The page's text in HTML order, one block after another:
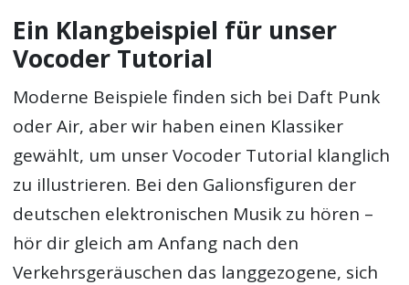
Ein Klangbeispiel für unser
Vocoder Tutorial
Moderne Beispiele finden sich bei Daft Punk
oder Air, aber wir haben einen Klassiker
gewählt, um unser Vocoder Tutorial klanglich
zu illustrieren. Bei den Galionsfiguren der
deutschen elektronischen Musik zu hören –
hör dir gleich am Anfang nach den
Verkehrsgeräuschen das langgezogene, sich